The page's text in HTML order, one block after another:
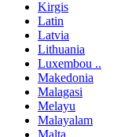
Kirgis
Latin
Latvia
Lithuania
Luxembou ..
Makedonia
Malagasi
Melayu
Malayalam
Malta